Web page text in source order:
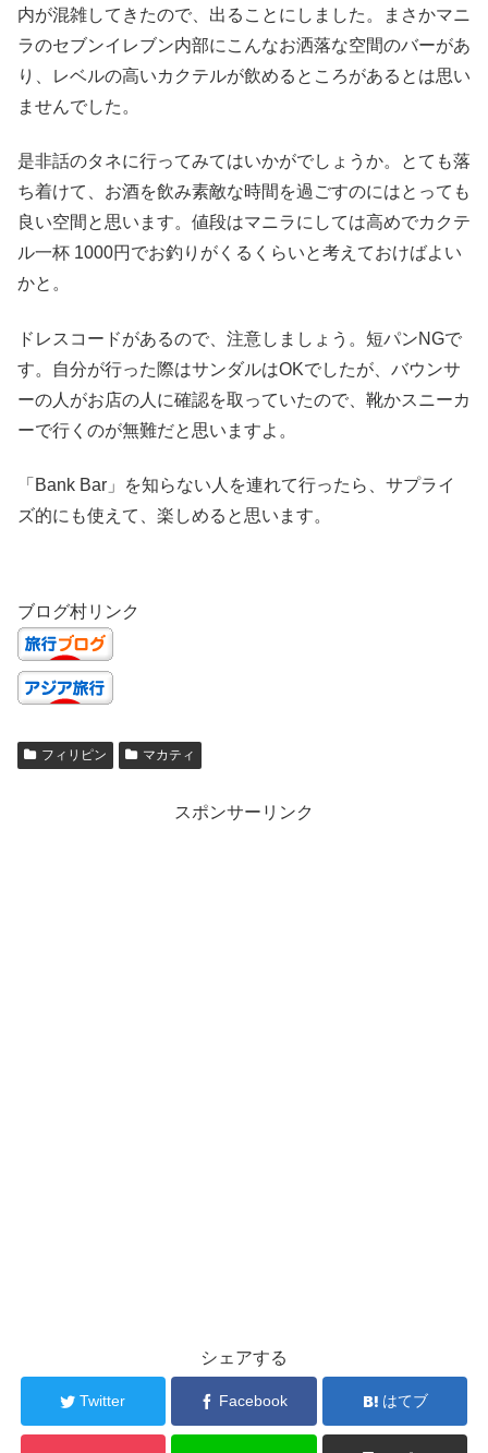
内が混雑してきたので、出ることにしました。まさかマニ
ラのセブンイレブン内部にこんなお洒落な空間のバーがあ
り、レベルの高いカクテルが飲めるところがあるとは思い
ませんでした。
是非話のタネに行ってみてはいかがでしょうか。とても落
ち着けて、お酒を飲み素敵な時間を過ごすのにはとっても
良い空間と思います。値段はマニラにしては高めでカクテ
ル一杯 1000円でお釣りがくるくらいと考えておけばよい
かと。
ドレスコードがあるので、注意しましょう。短パンNGで
す。自分が行った際はサンダルはOKでしたが、バウンサ
ーの人がお店の人に確認を取っていたので、靴かスニーカ
ーで行くのが無難だと思いますよ。
「Bank Bar」を知らない人を連れて行ったら、サプライ
ズ的にも使えて、楽しめると思います。
ブログ村リンク
フィリピン マカティ
スポンサーリンク
シェアする
Twitter Facebook はてブ